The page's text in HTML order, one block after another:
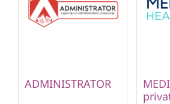
ADMINISTRATOR